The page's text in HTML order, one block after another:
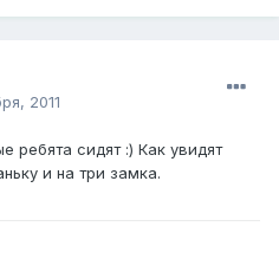
2011
ребята сидят :) Как увидят
и на три замка.